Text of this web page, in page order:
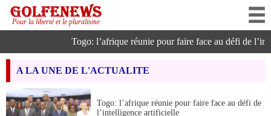
Pour la liberté et le pluralisme
Togo: l’afrique réunie pour faire face au défi de
A LA UNE DE L'ACTUALITE
Togo: l’afrique réunie pour faire face au défi de
l’intelligence artificielle